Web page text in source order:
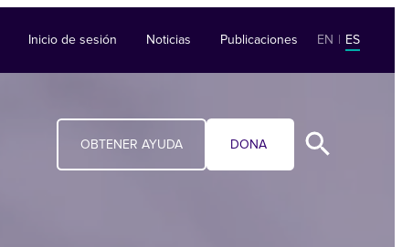
Inicio de sesión Noticias Publicaciones EN | ES
OBTENER AYUDA DONA